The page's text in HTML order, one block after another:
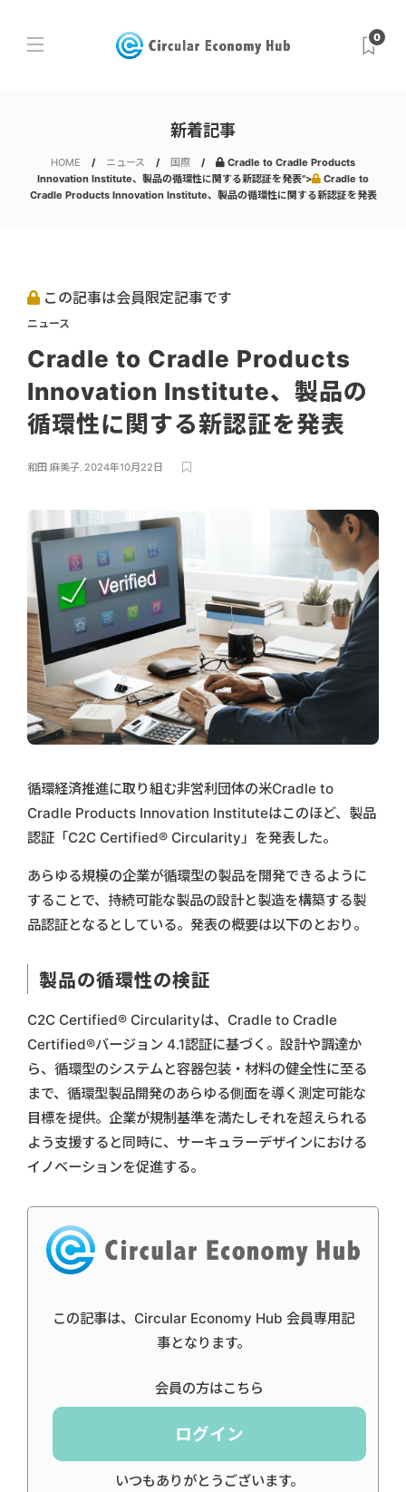
0
新着記事
HOME ニュース 国際
Cradle to Cradle Products
Innovation Institute、製品の循環性に関する新認証を発表">
Cradle to
Cradle Products Innovation Institute、製品の循環性に関する新認証を発表
この記事は会員限定記事です
ニュース
Cradle to Cradle Products
Innovation Institute、製品の
循環性に関する新認証を発表
和田 麻美子, 2024年10月22日
循環経済推進に取り組む非営利団体の米Cradle to
Cradle Products Innovation Instituteはこのほど、製品
認証「C2C Certified® Circularity」を発表した。
あらゆる規模の企業が循環型の製品を開発できるように
することで、持続可能な製品の設計と製造を構築する製
品認証となるとしている。発表の概要は以下のとおり。
製品の循環性の検証
C2C Certified® Circularityは、Cradle to Cradle
Certified®バージョン 4.1認証に基づく。設計や調達か
ら、循環型のシステムと容器包装・材料の健全性に至る
まで、循環型製品開発のあらゆる側面を導く測定可能な
目標を提供。企業が規制基準を満たしそれを超えられる
よう支援すると同時に、サーキュラーデザインにおける
イノベーションを促進する。
この記事は、Circular Economy Hub 会員専用記
事となります。
会員の方はこちら
ログイン
いつもありがとうございます。